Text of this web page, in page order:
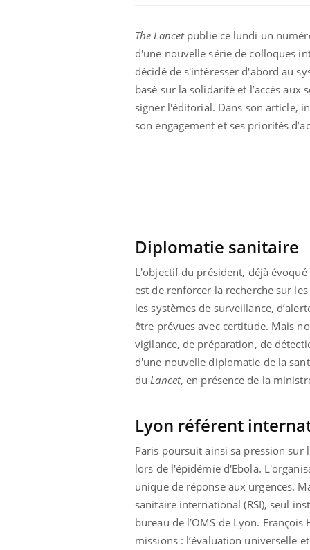
The Lancetpublie ce lundi un
d'une nouvelle série de colloques
décidé de s'intéresser d'abord au
basé sur la solidarité et l’accès
signer l'éditorial. Dans son article,
son engagement et ses priorités
Diplomatie sanitaire
L'objectif du président, déjà
est de renforcer la recherche sur
les systèmes de surveillance,
être prévues avec certitude. Mais
vigilance, de préparation, de
d'une nouvelle diplomatie de la
du Lancet, en présence de la
Lyon référent
Paris poursuit ainsi sa pression
lors de l'épidémie d'Ebola.
unique de réponse aux urgences.
sanitaire international (RSI), seul
bureau de l’OMS de Lyon.
missions : l’évaluation universelle
Carence en fer : comprendre pour